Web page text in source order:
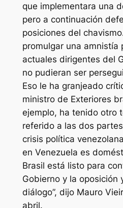
que implementara una
pero a continuación
posiciones del
promulgar una amnistía
actuales dirigentes del
no pudieran ser
Eso le ha granjeado
ministro de Exteriores
ejemplo, ha tenido otro
referido a las dos
crisis política
en Venezuela es
Brasil está listo para
Gobierno y la oposición
diálogo”, dijo Mauro
abril.